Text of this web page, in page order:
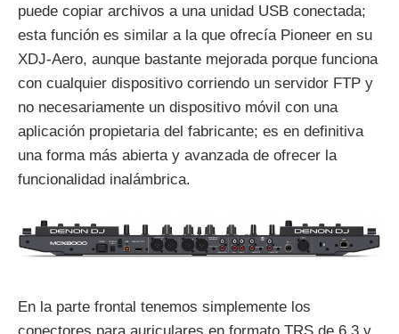
puede copiar archivos a una unidad USB conectada;
esta función es similar a la que ofrecía Pioneer en su
XDJ-Aero, aunque bastante mejorada porque funciona
con cualquier dispositivo corriendo un servidor FTP y
no necesariamente un dispositivo móvil con una
aplicación propietaria del fabricante; es en definitiva
una forma más abierta y avanzada de ofrecer la
funcionalidad inalámbrica.
En la parte frontal tenemos simplemente los